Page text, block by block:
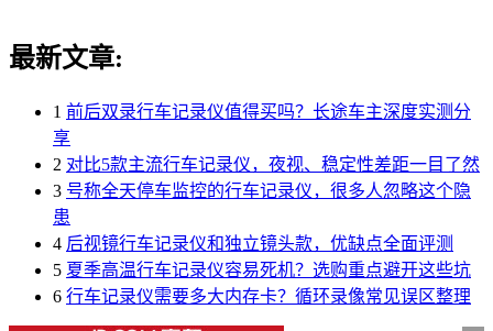
最新文章:
1 前后双录行车记录仪值得买吗？长途车主深度实测分
享
2 对比5款主流行车记录仪，夜视、稳定性差距一目了然
3 号称全天停车监控的行车记录仪，很多人忽略这个隐
患
4 后视镜行车记录仪和独立镜头款，优缺点全面评测
5 夏季高温行车记录仪容易死机？选购重点避开这些坑
6 行车记录仪需要多大内存卡？循环录像常见误区整理